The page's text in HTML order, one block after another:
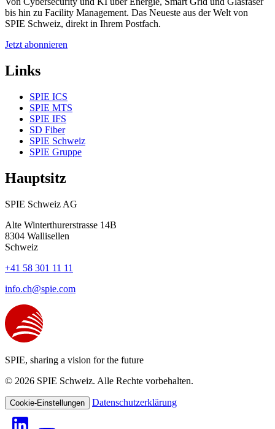
bis hin zu Facility Management. Das Neueste aus der Welt von
SPIE Schweiz, direkt in Ihrem Postfach.
Jetzt abonnieren
Links
SPIE ICS
SPIE MTS
SPIE IFS
SD Fiber
SPIE Schweiz
SPIE Gruppe
Hauptsitz
SPIE Schweiz AG
Alte Winterthurerstrasse 14B
8304 Wallisellen
Schweiz
+41 58 301 11 11
info.ch@spie.com
SPIE, sharing a vision for the future
© 2026 SPIE Schweiz. Alle Rechte vorbehalten.
Cookie-Einstellungen Datenschutzerklärung